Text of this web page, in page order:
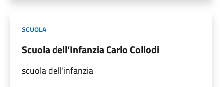
SCUOLA
Scuola dell’Infanzia Carlo Collodi
scuola dell'infanzia